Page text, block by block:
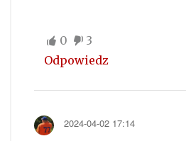
0
3
Odpowiedz
2024-04-02 17:14